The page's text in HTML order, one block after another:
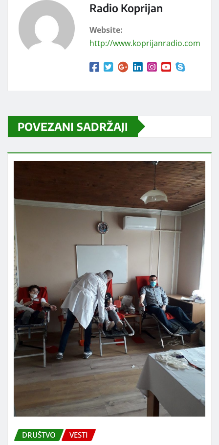
Radio Koprijan
Website:
http://www.koprijanradio.com
POVEZANI SADRŽAJI
DRUŠTVO VESTI